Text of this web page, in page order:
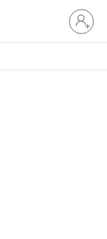
Zaloguj
się
do
konta